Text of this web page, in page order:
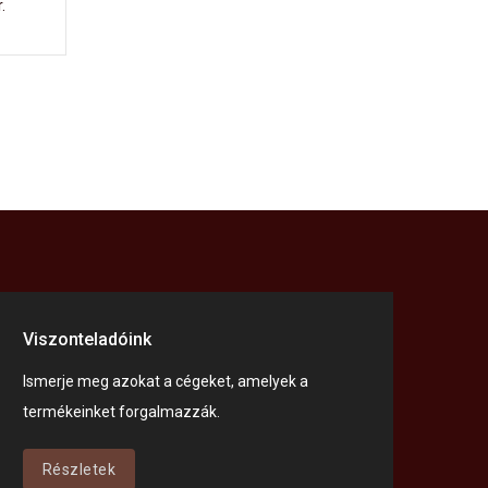
Viszonteladóink
Ismerje meg azokat a cégeket, amelyek a
termékeinket forgalmazzák.
Részletek